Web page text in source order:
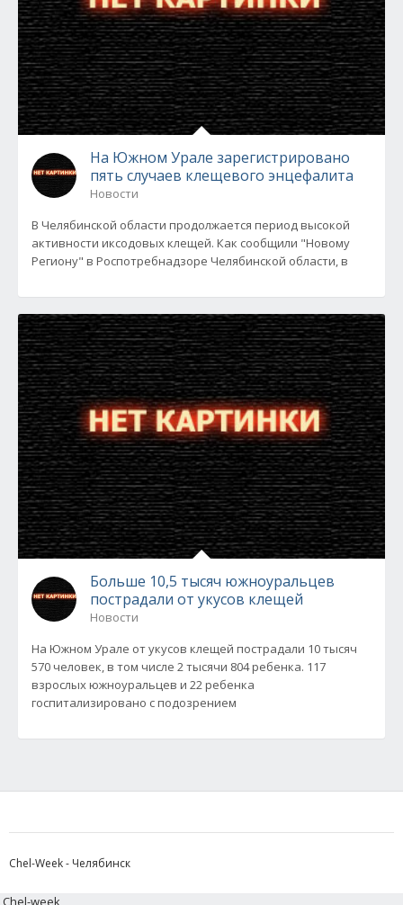
На Южном Урале зарегистрировано
пять случаев клещевого энцефалита
Новости
В Челябинской области продолжается период высокой
активности иксодовых клещей. Как сообщили "Новому
Региону" в Роспотребнадзоре Челябинской области, в
Больше 10,5 тысяч южноуральцев
пострадали от укусов клещей
Новости
На Южном Урале от укусов клещей пострадали 10 тысяч
570 человек, в том числе 2 тысячи 804 ребенка. 117
взрослых южноуральцев и 22 ребенка
госпитализировано с подозрением
Chel-Week - Челябинск
Chel-week